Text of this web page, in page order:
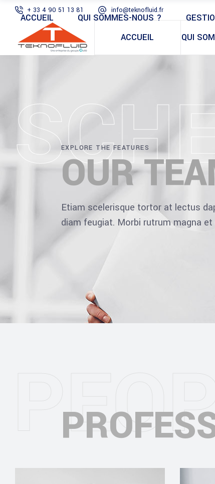
+ 33 4 90 51 13 81 info@teknofluid.fr
ACCUEIL QUI
ACCUEIL QUI SOMMES-NOUS ?
EXPLORE THE FEATURES
OUR
Etiam scelerisque tortor at lectus
diam feugiat. Morbi rutrum magna et
PEO